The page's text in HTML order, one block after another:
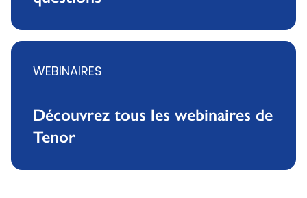
WEBINAIRES
Découvrez tous les webinaires de
Tenor